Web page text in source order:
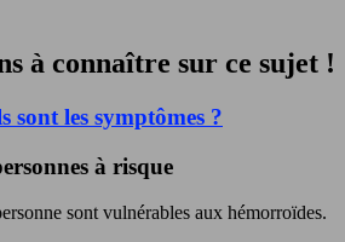
à connaître sur ce sujet !
sont les symptômes ?
à risque
sont vulnérables aux hémorroïdes.